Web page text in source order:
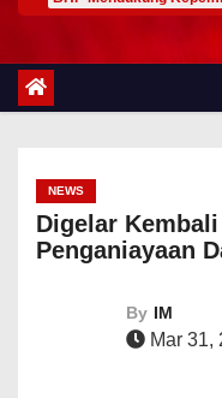
NEWS
Digelar
Penganiayaan
By IM
Mar 31,